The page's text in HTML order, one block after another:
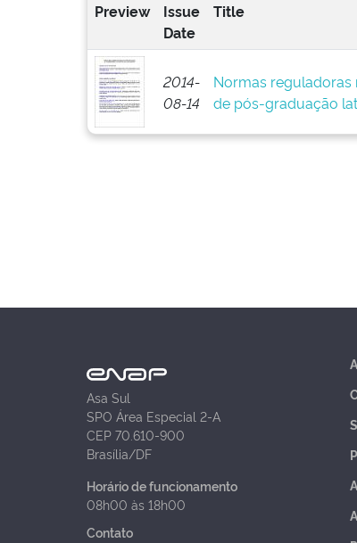
Preview
Issue
Date
Title
2014-
08-14
Normas reguladoras
de pós-graduação
Asa Sul
SPO Área Especial 2-A
CEP 70.610-900
Brasília/DF
Horário de funcionamento
08h00 às 18h00
Contato